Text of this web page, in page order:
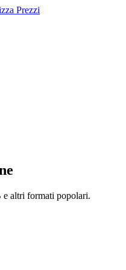
Prezzi
e altri formati popolari.